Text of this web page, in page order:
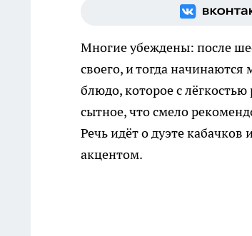
Многие убеждены: после
своего, и тогда
блюдо, которое с
сытное, что смело
Речь идёт о дуэте
акцентом.